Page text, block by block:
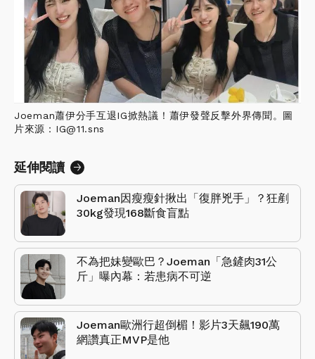
Joeman蕭伊分手互退IG掀熱議！蕭伊發聲反擊外界傳聞。圖
片來源：IG@11.sns
延伸閱讀
Joeman因瘦瘦針揪出「復胖兇手」？狂剷
30kg發現168斷食盲點
不為把妹變歐巴？Joeman「急鏟肉31公
斤」曝內幕：若患病不可逆
Joeman歐洲行超倒楣！影片3天飆190萬
網讚真正MVP是他